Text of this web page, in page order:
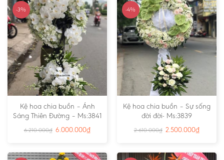
-3%
Kệ hoa chia buồn – Ánh
Sáng Thiên Đường – Ms:3841
6.210.000₫ 6.000.000₫
-4%
Kệ hoa chia buồn – Sự sống
đời đời- Ms:3839
2.610.000₫ 2.500.000₫